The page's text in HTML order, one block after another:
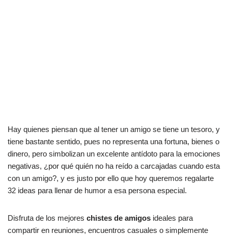
Hay quienes piensan que al tener un amigo se tiene un tesoro, y
tiene bastante sentido, pues no representa una fortuna, bienes o
dinero, pero simbolizan un excelente antídoto para la emociones
negativas, ¿por qué quién no ha reído a carcajadas cuando esta
con un amigo?, y es justo por ello que hoy queremos regalarte
32 ideas para llenar de humor a esa persona especial.
Disfruta de los mejores chistes de amigos ideales para
compartir en reuniones, encuentros casuales o simplemente